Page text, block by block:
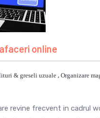
online
& greseli uzuale , Organizare
revine frecvent in cadrul